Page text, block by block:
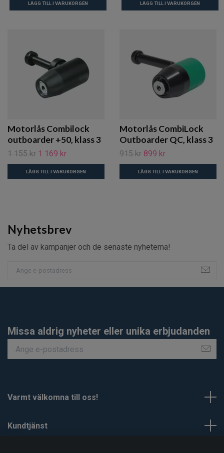
Nyhetsbrev
Ta del av kampanjer och de senaste nyheterna!
Motorlås Combilock
outboarder +50, klass 3
1 155 kr 1 169 kr
LÄGG TILL I VARUKORGEN
Motorlås CombiLock
Outboarder QC, klass 3
915 kr 899 kr
LÄGG TILL I VARUKORGEN
Missa aldrig nyheter eller unika erbjudanden
Varmt välkomna till oss!
Kundtjänst